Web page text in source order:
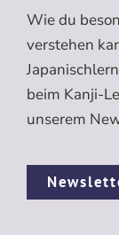
Wie du
verstehen
beim Kanji-
unserem